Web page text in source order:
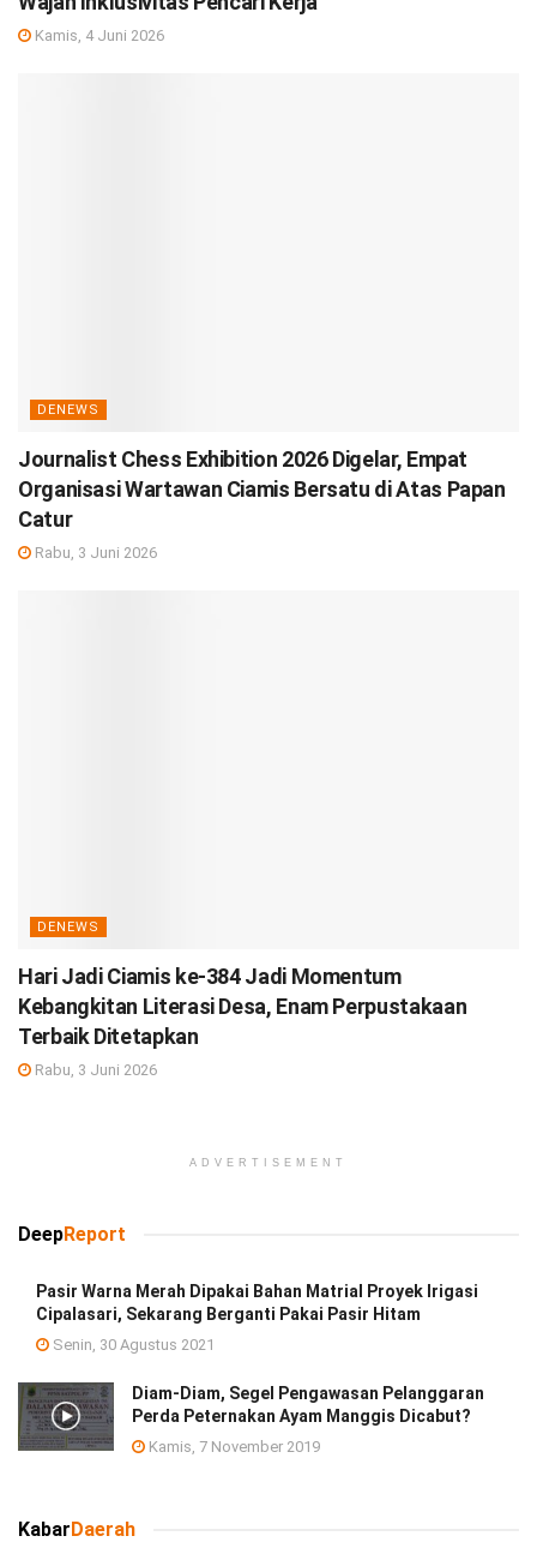
Kamis, 4 Juni 2026
DENEWS
Journalist Chess Exhibition 2026 Digelar, Empat
Organisasi Wartawan Ciamis Bersatu di Atas Papan
Catur
Rabu, 3 Juni 2026
DENEWS
Hari Jadi Ciamis ke-384 Jadi Momentum
Kebangkitan Literasi Desa, Enam Perpustakaan
Terbaik Ditetapkan
Rabu, 3 Juni 2026
ADVERTISEMENT
DeepReport
Pasir Warna Merah Dipakai Bahan Matrial Proyek Irigasi
Cipalasari, Sekarang Berganti Pakai Pasir Hitam
Senin, 30 Agustus 2021
Diam-Diam, Segel Pengawasan Pelanggaran
Perda Peternakan Ayam Manggis Dicabut?
Kamis, 7 November 2019
KabarDaerah